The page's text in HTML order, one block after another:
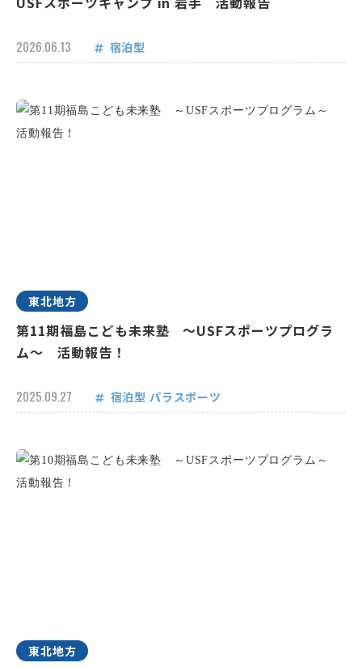
2026.06.13 宿泊型
東北地方
第11期福島こども未来塾 ～USFスポーツプログラ
ム～ 活動報告！
2025.09.27 宿泊型 パラスポーツ
東北地方